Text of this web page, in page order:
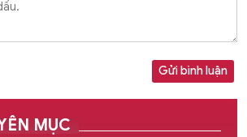
Gửi bình luận
MỤC